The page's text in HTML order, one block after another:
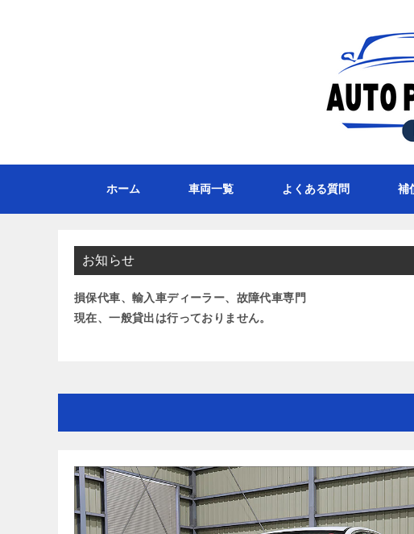
ホーム 車両一覧 よくある質問 補
お知らせ
損保代車、輸入車ディーラー、故障代車専門
現在、一般貸出は行っておりません。